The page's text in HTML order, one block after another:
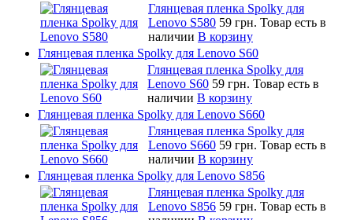
Глянцевая пленка Spolky для
Lenovo S580 59 грн. Товар есть в
наличии В корзину
Глянцевая пленка Spolky для Lenovo S60
Глянцевая пленка Spolky для
Lenovo S60 59 грн. Товар есть в
наличии В корзину
Глянцевая пленка Spolky для Lenovo S660
Глянцевая пленка Spolky для
Lenovo S660 59 грн. Товар есть в
наличии В корзину
Глянцевая пленка Spolky для Lenovo S856
Глянцевая пленка Spolky для
Lenovo S856 59 грн. Товар есть в